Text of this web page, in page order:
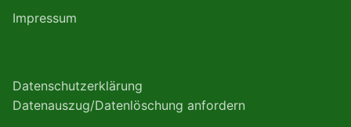
Impressum
Datenschutzerklärung
Datenauszug/Datenlöschung anfordern